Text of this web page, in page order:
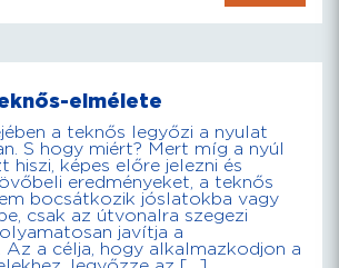
elmélete
a teknős legyőzi a nyulat
S hogy miért? Mert míg a nyúl
hiszi, képes előre jelezni és
eredményeket, a teknős
bocsátkozik jóslatokba vagy
csak az útvonalra szegezi
javítja a
Az a célja, hogy alkalmazkodjon a